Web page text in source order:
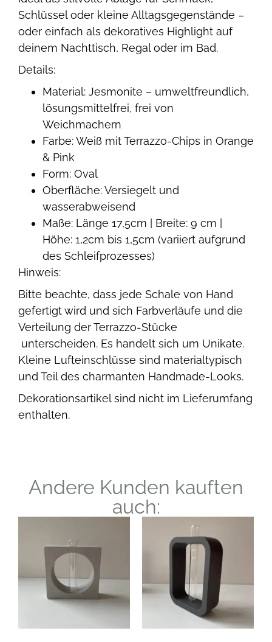
Schlüssel oder kleine Alltagsgegenstände –
oder einfach als dekoratives Highlight auf
deinem Nachttisch, Regal oder im Bad.
Details:
Material: Jesmonite – umweltfreundlich,
lösungsmittelfrei, frei von
Weichmachern
Farbe: Weiß mit Terrazzo-Chips in Orange
& Pink
Form: Oval
Oberfläche: Versiegelt und
wasserabweisend
Maße: Länge 17,5cm | Breite: 9 cm |
Höhe: 1,2cm bis 1,5cm (variiert aufgrund
des Schleifprozesses)
Hinweis:
Bitte beachte, dass jede Schale von Hand
gefertigt wird und sich Farbverläufe und die
Verteilung der Terrazzo-Stücke
unterscheiden. Es handelt sich um Unikate.
Kleine Lufteinschlüsse sind materialtypisch
und Teil des charmanten Handmade-Looks.
Dekorationsartikel sind nicht im Lieferumfang
enthalten.
Andere Kunden kauften
auch: